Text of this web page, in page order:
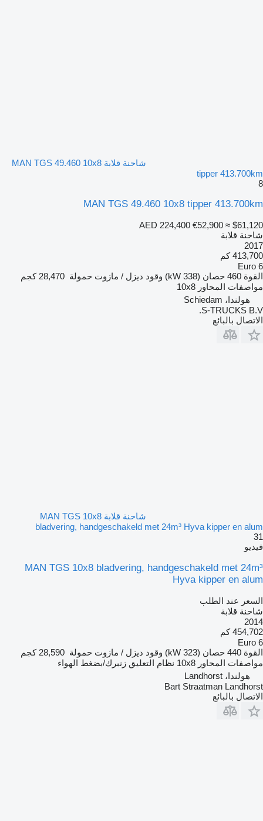
شاحنة قلابة MAN TGS 49.460 10x8
tipper 413.700km
8
MAN TGS 49.460 10x8 tipper 413.700km
AED 224,400 €52,900 ≈ $61,120
شاحنة قلابة
2017
413,700 كم
Euro 6
القوة 460 حصان (338 kW) وقود ديزل / مازوت حمولة 28,470 كجم
مواصفات المحاور 10x8
هولندا، Schiedam
S-TRUCKS B.V.
الاتصال بالبائع
شاحنة قلابة MAN TGS 10x8
bladvering, handgeschakeld met 24m³ Hyva kipper en alum
31
فيديو
MAN TGS 10x8 bladvering, handgeschakeld met 24m³
Hyva kipper en alum
السعر عند الطلب
شاحنة قلابة
2014
454,702 كم
Euro 6
القوة 440 حصان (323 kW) وقود ديزل / مازوت حمولة 28,590 كجم
مواصفات المحاور 10x8 نظام التعليق زنبرك/بضغط الهواء
هولندا، Landhorst
Bart Straatman Landhorst
الاتصال بالبائع